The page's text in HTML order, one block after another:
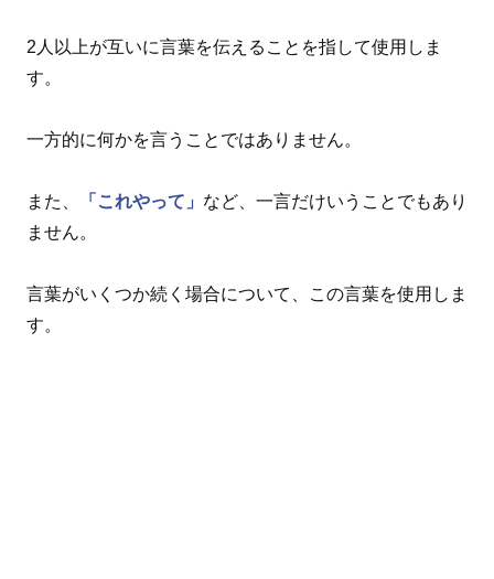
2人以上が互いに言葉を伝えることを指して使用しま
す。
一方的に何かを言うことではありません。
また、 「これやって」 など、一言だけいうことでもあり
ません。
言葉がいくつか続く場合について、この言葉を使用しま
す。